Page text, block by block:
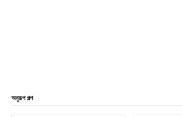
অনুরূপ গল্প